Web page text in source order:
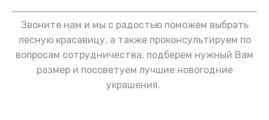
Звоните нам и мы с радостью поможем выбрать
лесную красавицу, а также проконсультируем по
вопросам сотрудничества, подберем нужный Вам
размер и посоветуем лучшие новогодние
украшения.